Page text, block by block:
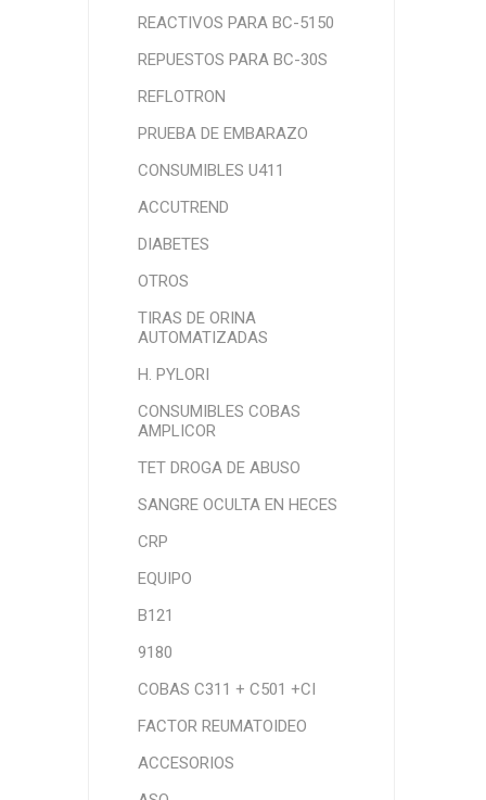
REACTIVOS PARA BC-5150
REPUESTOS PARA BC-30S
REFLOTRON
PRUEBA DE EMBARAZO
CONSUMIBLES U411
ACCUTREND
DIABETES
OTROS
TIRAS DE ORINA
AUTOMATIZADAS
H. PYLORI
CONSUMIBLES COBAS
AMPLICOR
TET DROGA DE ABUSO
SANGRE OCULTA EN HECES
CRP
EQUIPO
B121
9180
COBAS C311 + C501 +CI
FACTOR REUMATOIDEO
ACCESORIOS